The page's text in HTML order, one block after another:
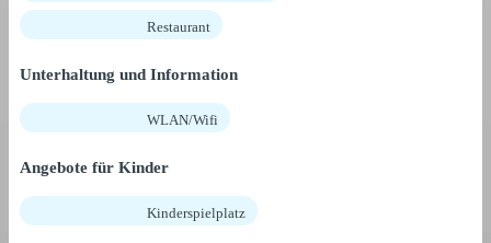
Restaurant
Unterhaltung und Information
WLAN/Wifi
Angebote für Kinder
Kinderspielplatz